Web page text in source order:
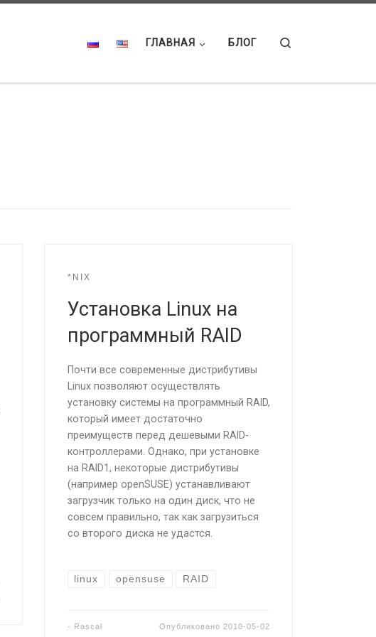
ГЛАВНАЯ БЛОГ
*NIX
Установка Linux на
программный RAID
Почти все современные дистрибутивы
Linux позволяют осуществлять
установку системы на программный RAID,
который имеет достаточно
преимуществ перед дешевыми RAID-
контроллерами. Однако, при установке
на RAID1, некоторые дистрибутивы
(например openSUSE) устанавливают
загрузчик только на один диск, что не
совсем правильно, так как загрузиться
со второго диска не удастся.
linux opensuse RAID
- Rascal Опубликовано 2010-05-02